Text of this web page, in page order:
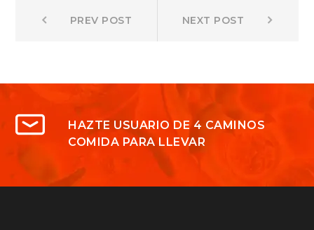
Post
PREV POST NEXT POST
HAZTE USUARIO DE 4 CAMINOS
COMIDA PARA LLEVAR